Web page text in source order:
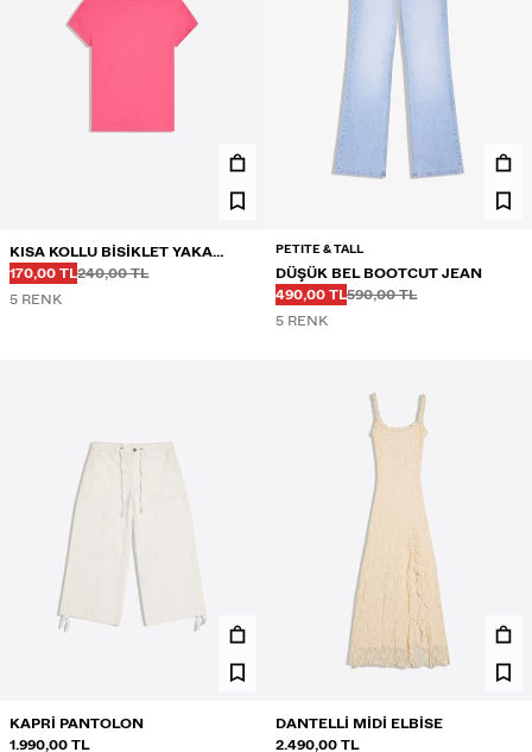
KISA KOLLU BISIKLET YAKA
TIŞÖRT
İNDIRIMLI FIYAT
170,00 TLÖnce
240,00 TL
Önce
5 RENK
PETITE & TALL
DÜŞÜK BEL BOOTCUT JEAN
İNDIRIMLI FIYAT
490,00 TLÖnce
590,00 TL
Önce
5 RENK
KAPRI PANTOLON
1.990,00 TL
DANTELLI MIDI ELBISE
2.490,00 TL